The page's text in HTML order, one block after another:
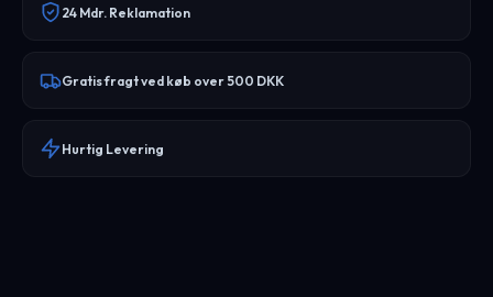
24 Mdr. Reklamation
Gratis fragt ved køb over 500 DKK
Hurtig Levering